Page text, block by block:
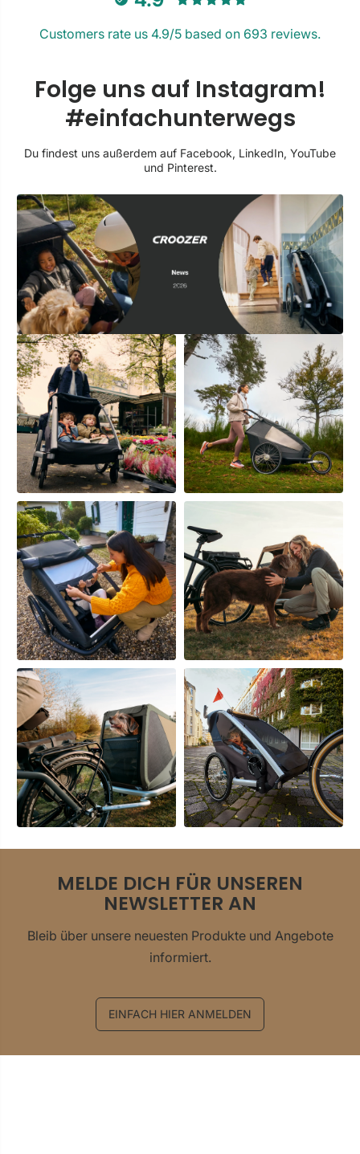
Customers rate us 4.9/5 based on 693 reviews.
Folge uns auf Instagram!
#einfachunterwegs
Du findest uns außerdem auf Facebook, LinkedIn, YouTube
und Pinterest.
MELDE DICH FÜR UNSEREN
NEWSLETTER AN
Bleib über unsere neuesten Produkte und Angebote
informiert.
EINFACH HIER ANMELDEN